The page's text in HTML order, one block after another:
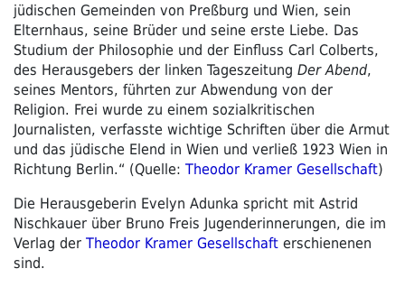
jüdischen Gemeinden von Preßburg und Wien, sein
Elternhaus, seine Brüder und seine erste Liebe. Das
Studium der Philosophie und der Einfluss Carl Colberts,
des Herausgebers der linken Tageszeitung Der Abend,
seines Mentors, führten zur Abwendung von der
Religion. Frei wurde zu einem sozialkritischen
Journalisten, verfasste wichtige Schriften über die Armut
und das jüdische Elend in Wien und verließ 1923 Wien in
Richtung Berlin.“ (Quelle: Theodor Kramer Gesellschaft)
Die Herausgeberin Evelyn Adunka spricht mit Astrid
Nischkauer über Bruno Freis Jugenderinnerungen, die im
Verlag der Theodor Kramer Gesellschaft erschienenen
sind.